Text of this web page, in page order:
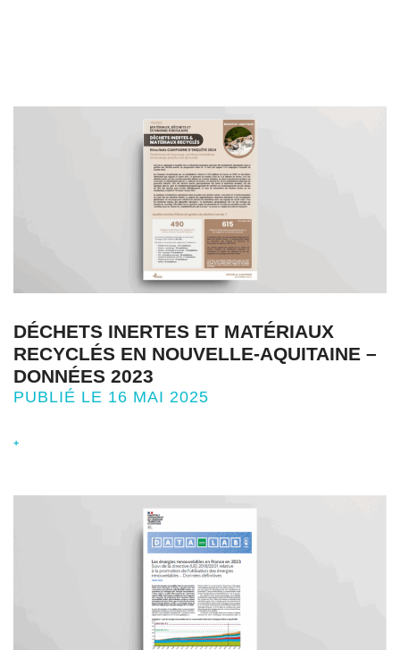
DÉCHETS INERTES ET MATÉRIAUX
RECYCLÉS EN NOUVELLE-AQUITAINE –
DONNÉES 2023
PUBLIÉ LE 16 MAI 2025
+